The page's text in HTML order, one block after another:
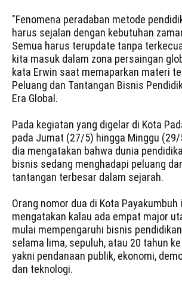
"Fenomena peradaban metode
harus sejalan dengan kebutuhan
Semua harus terupdate tanpa
kita masuk dalam zona persaingan
kata Erwin saat memaparkan materi
Peluang dan Tantangan Bisnis
Era Global.
Pada kegiatan yang digelar di Kota
pada Jumat (27/5) hingga Minggu (29/
dia mengatakan bahwa dunia
bisnis sedang menghadapi peluang
tantangan terbesar dalam sejarah.
Orang nomor dua di Kota Payakumbuh
mengatakan kalau ada empat major
mulai mempengaruhi bisnis pendidikan
selama lima, sepuluh, atau 20 tahun ke
yakni pendanaan publik, ekonomi,
dan teknologi.